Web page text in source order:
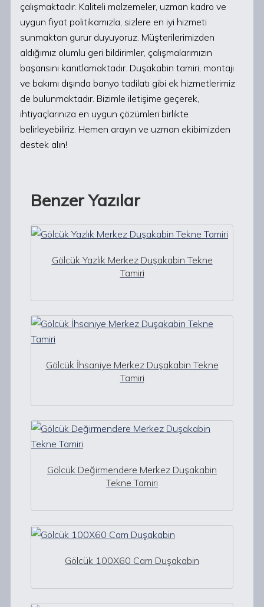
çalışmaktadır. Kaliteli malzemeler, uzman kadro ve
uygun fiyat politikamızla, sizlere en iyi hizmeti
sunmaktan gurur duyuyoruz. Müşterilerimizden
aldığımız olumlu geri bildirimler, çalışmalarımızın
başarısını kanıtlamaktadır. Duşakabin tamiri, montajı
ve bakımı dışında banyo tadilatı gibi ek hizmetlerimiz
de bulunmaktadır. Bizimle iletişime geçerek,
ihtiyaçlarınıza en uygun çözümleri birlikte
belirleyebiliriz. Hemen arayın ve uzman ekibimizden
destek alın!
Benzer Yazılar
Gölcük Yazlık Merkez Duşakabin Tekne
Tamiri
Gölcük İhsaniye Merkez Duşakabin Tekne
Tamiri
Gölcük Değirmendere Merkez Duşakabin
Tekne Tamiri
Gölcük 100X60 Cam Duşakabin